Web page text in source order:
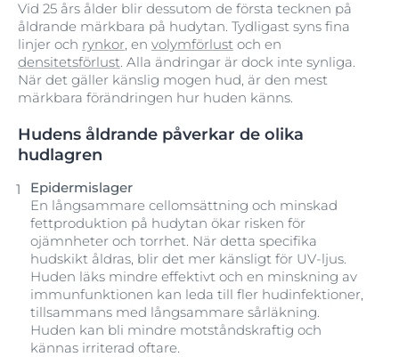
Vid 25 års ålder blir dessutom de första tecknen på
åldrande märkbara på hudytan. Tydligast syns fina
linjer och rynkor, en volymförlust och en
densitetsförlust. Alla ändringar är dock inte synliga.
När det gäller känslig mogen hud, är den mest
märkbara förändringen hur huden känns.
Hudens åldrande påverkar de olika
hudlagren
Epidermislager
En långsammare cellomsättning och minskad
fettproduktion på hudytan ökar risken för
ojämnheter och torrhet. När detta specifika
hudskikt åldras, blir det mer känsligt för UV-ljus.
Huden läks mindre effektivt och en minskning av
immunfunktionen kan leda till fler hudinfektioner,
tillsammans med långsammare sårläkning.
Huden kan bli mindre motståndskraftig och
kännas irriterad oftare.